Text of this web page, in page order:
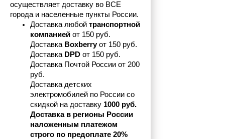
осуществляет доставку во ВСЕ
города и населенные пункты России.
Доставка любой транспортной
компанией от 150 руб.
Доставка Boxberry от 150 руб.
Доставка DPD от 150 руб.
Доставка Почтой России от 200
руб.
Доставка детских
электромобилей по России со
скидкой на доставку 1000 руб.
Доставка в регионы России
наложенным платежом
строго по предоплате 20%